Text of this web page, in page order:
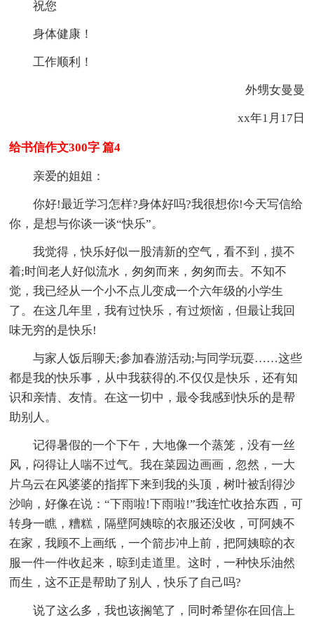
祝您
身体健康！
工作顺利！
外甥女曼曼
xx年1月17日
给书信作文300字 篇4
亲爱的姐姐：
你好!最近学习怎样?身体好吗?我很想你!今天写信给
你，是想与你谈一谈“快乐”。
我觉得，快乐好似一股清新的空气，看不到，摸不
着;时间老人好似流水，匆匆而来，匆匆而去。不知不
觉，我已经从一个小不点儿变成一个六年级的小学生
了。在这几年里，我有过快乐，有过烦恼，但最让我回
味无穷的是快乐!
与家人饭后聊天;参加春游活动;与同学玩耍……这些
都是我的快乐事，从中我获得的.不仅仅是快乐，还有知
识和亲情、友情。在这一切中，最令我感到快乐的是帮
助别人。
记得暑假的一个下午，大地像一个蒸笼，没有一丝
风，闷得让人喘不过气。我在菜园边画画，忽然，一大
片乌云在风婆婆的指挥下来到我的头顶，树叶被刮得沙
沙响，好像在说：“下雨啦!下雨啦!”我连忙收拾东西，可
转身一瞧，糟糕，隔壁阿姨晾的衣服还没收，可阿姨不
在家，我顾不上画纸，一个箭步冲上前，把阿姨晾的衣
服一件一件收起来，晾到走道里。这时，一种快乐油然
而生，这不正是帮助了别人，快乐了自己吗?
说了这么多，我也该搁笔了，同时希望你在回信上